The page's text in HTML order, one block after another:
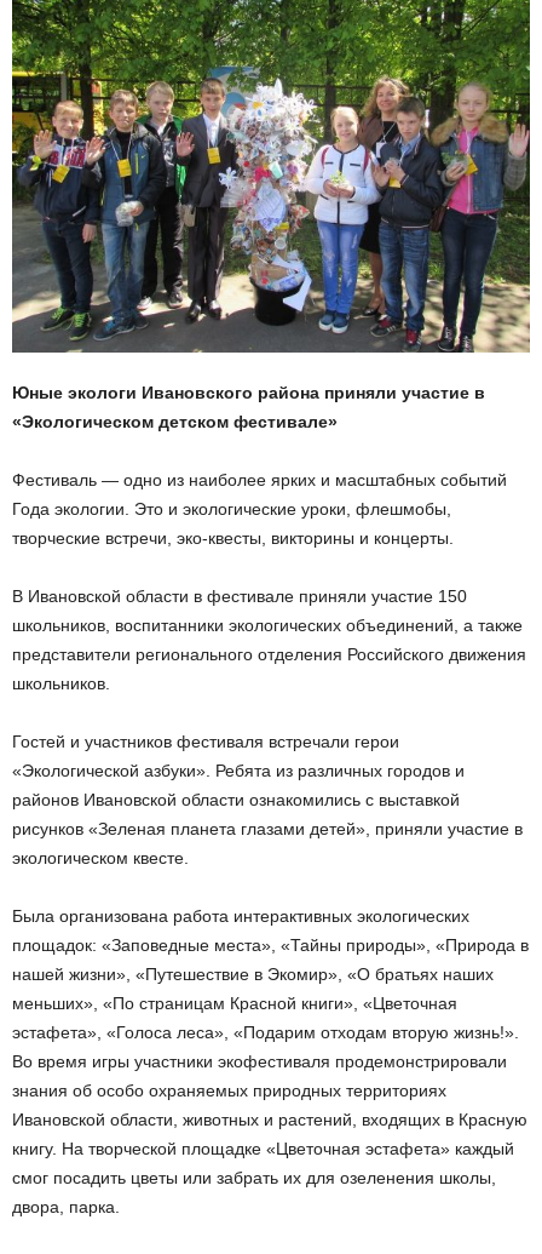
Юные экологи Ивановского района приняли участие в
«Экологическом детском фестивале»
Фестиваль — одно из наиболее ярких и масштабных событий
Года экологии. Это и экологические уроки, флешмобы,
творческие встречи, эко-квесты, викторины и концерты.
В Ивановской области в фестивале приняли участие 150
школьников, воспитанники экологических объединений, а также
представители регионального отделения Российского движения
школьников.
Гостей и участников фестиваля встречали герои
«Экологической азбуки». Ребята из различных городов и
районов Ивановской области ознакомились с выставкой
рисунков «Зеленая планета глазами детей», приняли участие в
экологическом квесте.
Была организована работа интерактивных экологических
площадок: «Заповедные места», «Тайны природы», «Природа в
нашей жизни», «Путешествие в Экомир», «О братьях наших
меньших», «По страницам Красной книги», «Цветочная
эстафета», «Голоса леса», «Подарим отходам вторую жизнь!».
Во время игры участники экофестиваля продемонстрировали
знания об особо охраняемых природных территориях
Ивановской области, животных и растений, входящих в Красную
книгу. На творческой площадке «Цветочная эстафета» каждый
смог посадить цветы или забрать их для озеленения школы,
двора, парка.